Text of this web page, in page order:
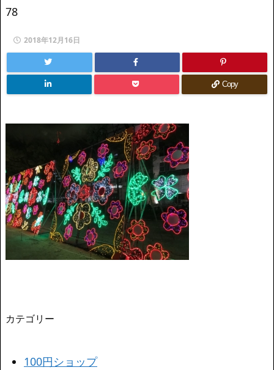
78
2018年12月16日
Copy
カテゴリー
100円ショップ